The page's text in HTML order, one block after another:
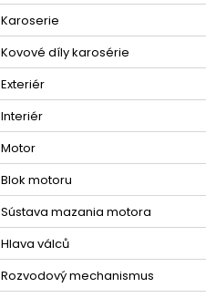
Karoserie
Kovové díly karosérie
Exteriér
Interiér
Motor
Blok motoru
Sústava mazania motora
Hlava válců
Rozvodový mechanismus